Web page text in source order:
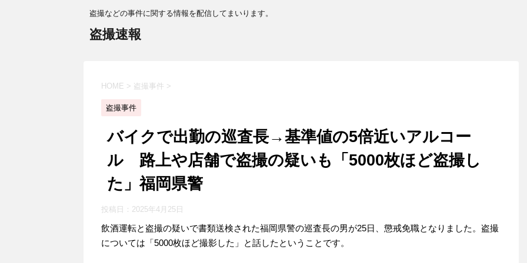
盗撮などの事件に関する情報を配信してまいります。
盗撮速報
HOME > 盗撮事件 >
盗撮事件
バイクで出勤の巡査長→基準値の5倍近いアルコー
ル 路上や店舗で盗撮の疑いも「5000枚ほど盗撮し
た」福岡県警
投稿日： 2025年4月25日
飲酒運転と盗撮の疑いで書類送検された福岡県警の巡査長の男が25日、懲戒免職となりました。盗撮
については「5000枚ほど撮影した」と話したということです。